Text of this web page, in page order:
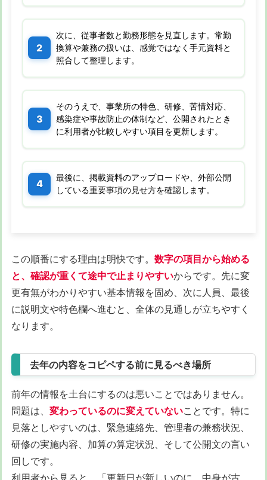
次に、従事者数と勤務形態を見直します。常勤
換算や兼務の扱いは、感覚ではなく手元資料と
照合して整理します。
そのうえで、事業所の特色、研修、苦情対応、
感染症や事故防止の体制など、公開されたとき
に利用者が比較しやすい項目を更新します。
最後に、掲載資料のアップロードや、外部公開
している重要事項の見せ方を確認します。
この順番にする理由は明快です。 数字の項目から始める
と、確認が重くて途中で止まりやすいからです。先に変
更有無がわかりやすい基本情報を固め、次に人員、最後
に説明文や特色欄へ進むと、全体の見通しが立ちやすく
なります。
去年の内容をコピペする前に見るべき場所
前年の情報を土台にするのは悪いことではありません。
問題は、 変わっているのに変えていないことです。特に
見落としやすいのは、緊急連絡先、管理者の兼務状況、
研修の実施内容、加算の算定状況、そして公開文の言い
回しです。
利用者から見ると、「更新日が新しいのに、中身が古